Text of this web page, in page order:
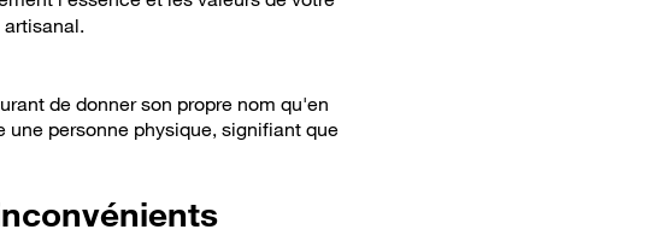
artisanal.
de donner son propre nom qu'en
personne physique, signifiant que